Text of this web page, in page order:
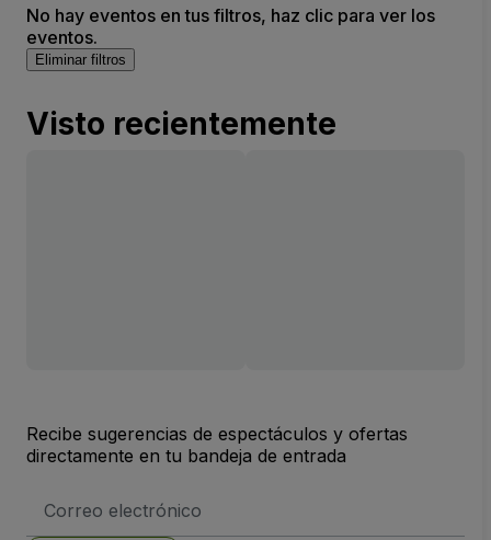
No hay eventos en tus filtros, haz clic para ver los
eventos.
Eliminar filtros
Visto recientemente
Recibe sugerencias de espectáculos y ofertas
directamente en tu bandeja de entrada
de